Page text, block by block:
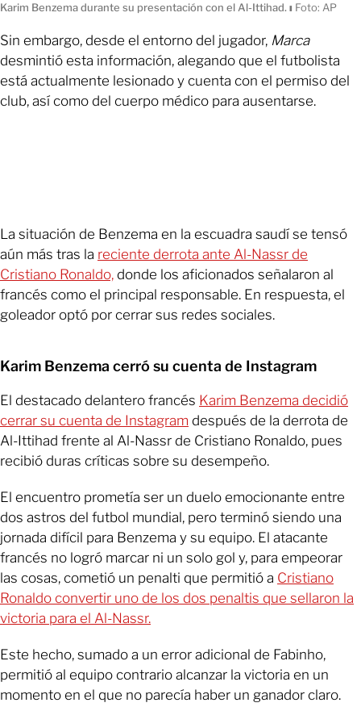
Karim Benzema durante su presentación con el Al-Ittihad. ı Foto: AP
Sin embargo, desde el entorno del jugador, Marca
desmintió esta información, alegando que el futbolista
está actualmente lesionado y cuenta con el permiso del
club, así como del cuerpo médico para ausentarse.
La situación de Benzema en la escuadra saudí se tensó
aún más tras la reciente derrota ante Al-Nassr de
Cristiano Ronaldo, donde los aficionados señalaron al
francés como el principal responsable. En respuesta, el
goleador optó por cerrar sus redes sociales.
Karim Benzema cerró su cuenta de Instagram
El destacado delantero francés Karim Benzema decidió
cerrar su cuenta de Instagram después de la derrota de
Al-Ittihad frente al Al-Nassr de Cristiano Ronaldo, pues
recibió duras críticas sobre su desempeño.
El encuentro prometía ser un duelo emocionante entre
dos astros del futbol mundial, pero terminó siendo una
jornada difícil para Benzema y su equipo. El atacante
francés no logró marcar ni un solo gol y, para empeorar
las cosas, cometió un penalti que permitió a Cristiano
Ronaldo convertir uno de los dos penaltis que sellaron la
victoria para el Al-Nassr.
Este hecho, sumado a un error adicional de Fabinho,
permitió al equipo contrario alcanzar la victoria en un
momento en el que no parecía haber un ganador claro.